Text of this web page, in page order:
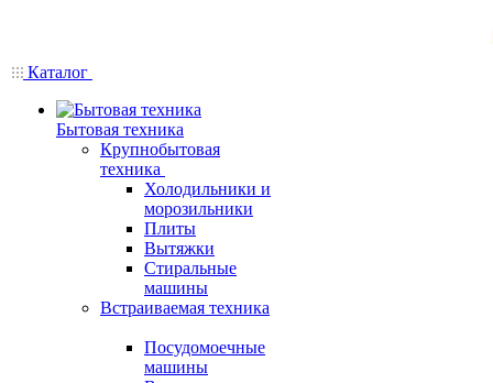
Каталог
Бытовая техника
Крупнобытовая
техника
Холодильники и
морозильники
Плиты
Вытяжки
Стиральные
машины
Встраиваемая техника
Посудомоечные
машины